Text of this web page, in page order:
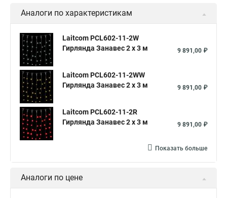
Аналоги по характеристикам
Laitcom PCL602-11-2W
Гирлянда Занавес 2 x 3 м
9 891,00 ₽
Laitcom PCL602-11-2WW
Гирлянда Занавес 2 x 3 м
9 891,00 ₽
Laitcom PCL602-11-2R
Гирлянда Занавес 2 x 3 м
9 891,00 ₽
Показать больше
Аналоги по цене